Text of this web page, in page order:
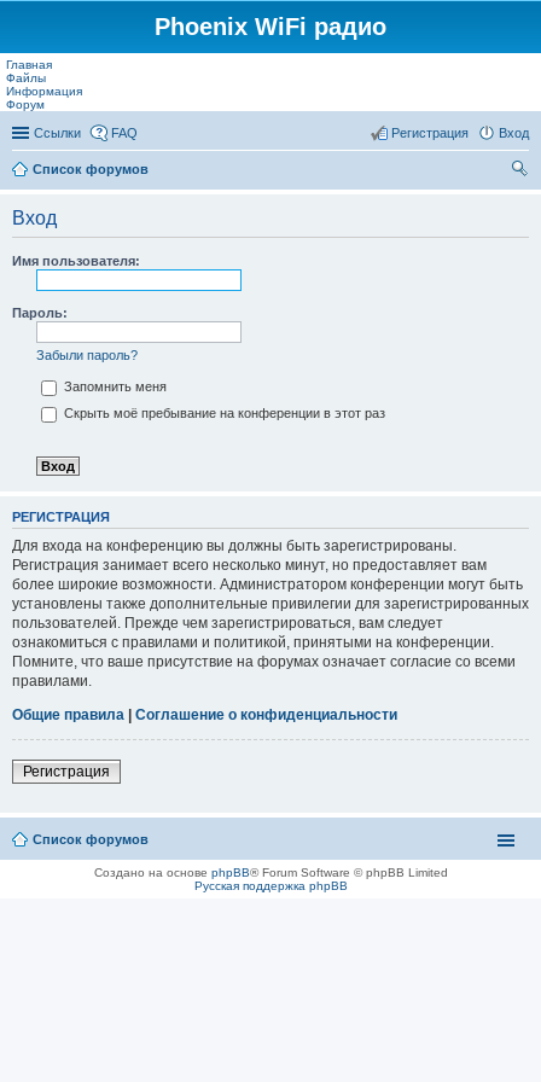
Phoenix WiFi радио
Главная
Файлы
Информация
Форум
Ссылки FAQ Вход
Регистрация
Список форумов
Вход
Имя пользователя:
Пароль:
Забыли пароль?
Запомнить меня
Скрыть моё пребывание на конференции в этот раз
РЕГИСТРАЦИЯ
Для входа на конференцию вы должны быть зарегистрированы.
Регистрация занимает всего несколько минут, но предоставляет вам
более широкие возможности. Администратором конференции могут быть
установлены также дополнительные привилегии для зарегистрированных
пользователей. Прежде чем зарегистрироваться, вам следует
ознакомиться с правилами и политикой, принятыми на конференции.
Помните, что ваше присутствие на форумах означает согласие со всеми
правилами.
Общие правила | Соглашение о конфиденциальности
Регистрация
Список форумов
Создано на основе phpBB® Forum Software © phpBB Limited
Русская поддержка phpBB